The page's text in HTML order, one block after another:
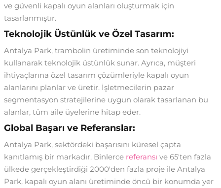
ve güvenli kapalı oyun alanları oluşturmak için
tasarlanmıştır.
Teknolojik Üstünlük ve Özel Tasarım:
Antalya Park, trambolin üretiminde son teknolojiyi
kullanarak teknolojik üstünlük sunar. Ayrıca, müşteri
ihtiyaçlarına özel tasarım çözümleriyle kapalı oyun
alanlarını planlar ve üretir. İşletmecilerin pazar
segmentasyon stratejilerine uygun olarak tasarlanan bu
alanlar, tüm aile üyelerine hitap eder.
Global Başarı ve Referanslar:
Antalya Park, sektördeki başarısını küresel çapta
kanıtlamış bir markadır. Binlerce referansı ve 65'ten fazla
ülkede gerçekleştirdiği 2000'den fazla proje ile Antalya
Park, kapalı oyun alanı üretiminde öncü bir konumda yer